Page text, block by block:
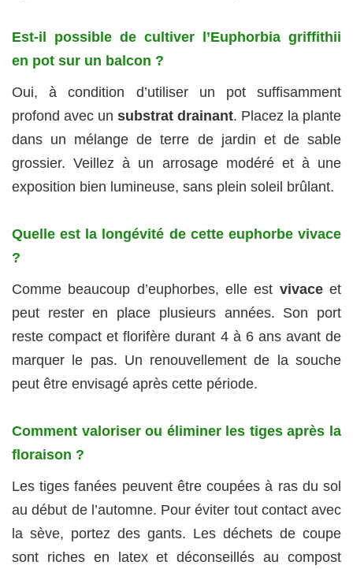
Est-il possible de cultiver l’Euphorbia griffithii
en pot sur un balcon ?
Oui, à condition d’utiliser un pot suffisamment
profond avec un substrat drainant. Placez la plante
dans un mélange de terre de jardin et de sable
grossier. Veillez à un arrosage modéré et à une
exposition bien lumineuse, sans plein soleil brûlant.
Quelle est la longévité de cette euphorbe vivace
?
Comme beaucoup d’euphorbes, elle est vivaceet
peut rester en place plusieurs années. Son port
reste compact et florifère durant 4 à 6 ans avant de
marquer le pas. Un renouvellement de la souche
peut être envisagé après cette période.
Comment valoriser ou éliminer les tiges après la
floraison ?
Les tiges fanées peuvent être coupées à ras du sol
au début de l’automne. Pour éviter tout contact avec
la sève, portez des gants. Les déchets de coupe
sont riches en latex et déconseillés au compost